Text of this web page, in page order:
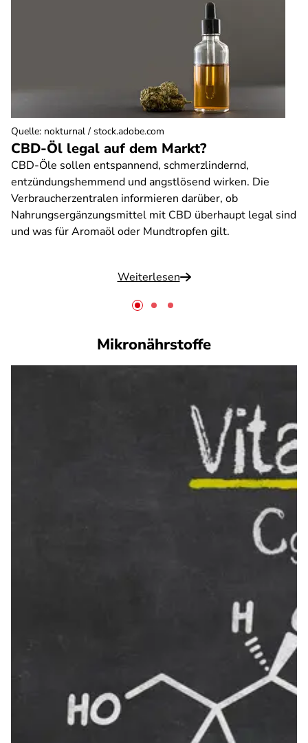
CBD-Öl legal auf dem Markt?
CBD-Öle sollen entspannend, schmerzlindernd,
entzündungshemmend und angstlösend wirken. Die
Verbraucherzentralen informieren darüber, ob
Nahrungsergänzungsmittel mit CBD überhaupt legal sind
und was für Aromaöl oder Mundtropfen gilt.
Weiterlesen
Quelle: nokturnal / stock.adobe.com
Mikronährstoffe